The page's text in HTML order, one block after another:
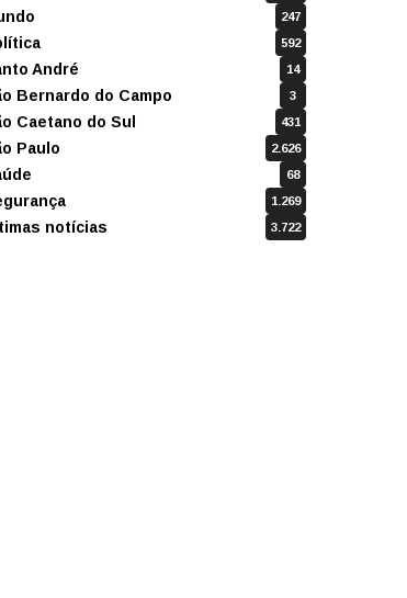
247
592
André 14
Bernardo do Campo 3
Caetano do Sul 431
Paulo 2.626
68
1.269
notícias 3.722